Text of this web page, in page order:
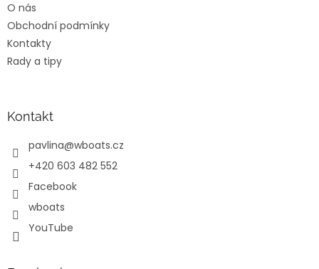
O nás
Obchodní podmínky
Kontakty
Rady a tipy
Kontakt
pavlina@wboats.cz
+420 603 482 552
Facebook
wboats
YouTube